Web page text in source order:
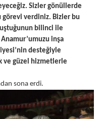
Sizler gönüllerde
görevi verdiniz. Bizler bu
bilinci ile
inşa
desteğiyle
ve güzel hizmetlerle
sona erdi.